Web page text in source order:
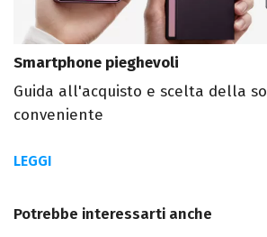
Smartphone pieghevoli
Guida all'acquisto e scelta della
conveniente
LEGGI
Potrebbe interessarti anche